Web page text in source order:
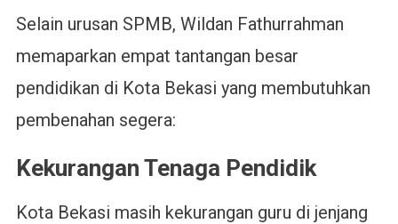
Selain urusan SPMB, Wildan Fathurrahman
memaparkan empat tantangan besar
pendidikan di Kota Bekasi yang membutuhkan
pembenahan segera:
Kekurangan Tenaga Pendidik
Kota Bekasi masih kekurangan guru di jenjang